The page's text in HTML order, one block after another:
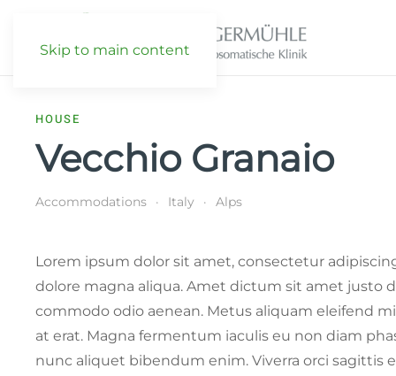
Skip to main content
HOUSE
Vecchio Granaio
Accommodations Italy Alps
Lorem ipsum dolor sit amet, consectetur
dolore magna aliqua. Amet dictum sit amet justo
commodo odio aenean. Metus aliquam eleifend
at erat. Magna fermentum iaculis eu non diam
nunc aliquet bibendum enim. Viverra orci